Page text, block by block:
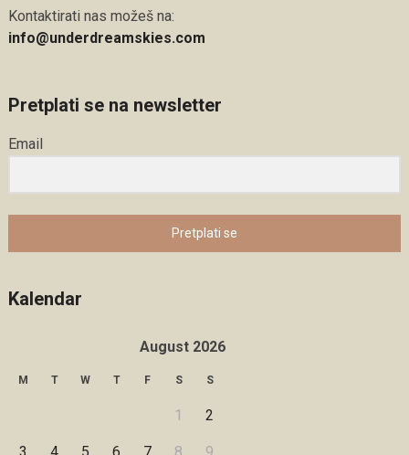
Kontaktirati nas možeš na:
info@underdreamskies.com
Pretplati se na newsletter
Email
Pretplati se
Kalendar
August 2026
M T W T F S S
1 2
3 4 5 6 7 8 9